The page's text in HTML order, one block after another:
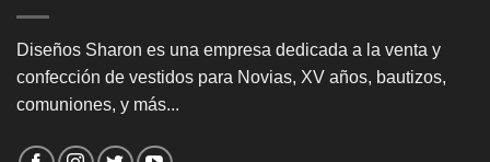
Diseños Sharon es una empresa dedicada a la venta y
confección de vestidos para Novias, XV años, bautizos,
comuniones, y más...